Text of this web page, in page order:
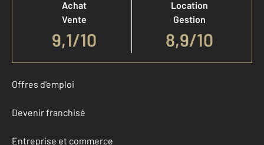
Achat
Vente
9,1/10
Location
Gestion
8,9/10
Offres d'emploi
Devenir franchisé
Entreprise et commerce